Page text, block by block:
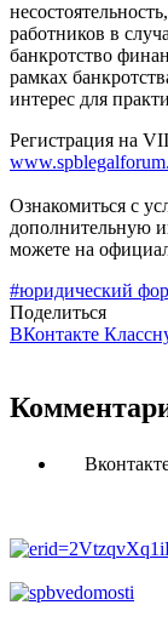
работников в
банкротство
рамках
интерес для
Регистрация на
Ознакомиться с
дополнительную
можете на
#юридический
Поделиться
ВКонтакте